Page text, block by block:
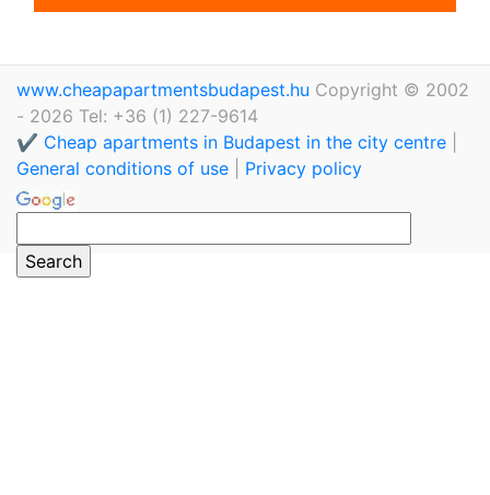
www.cheapapartmentsbudapest.hu Copyright © 2002
- 2026 Tel: +36 (1) 227-9614
✔️ Cheap apartments in Budapest in the city centre
General conditions of use
Privacy policy